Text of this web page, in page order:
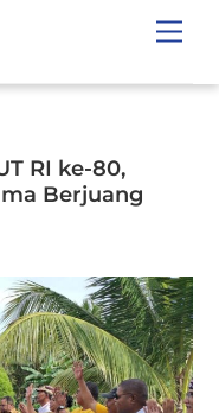
RI ke-80,
Berjuang